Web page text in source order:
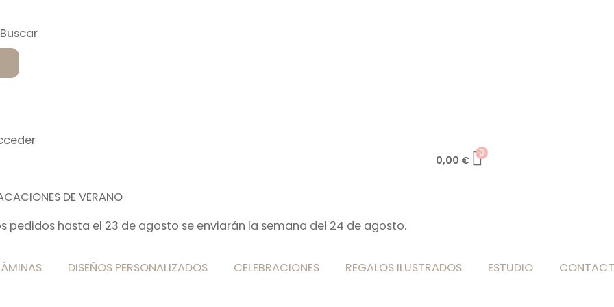
0,00 €
0
DE VERANO
pedidos hasta el 23 de agosto se enviarán la semana del 24 de agosto.
DISEÑOS PERSONALIZADOS CELEBRACIONES REGALOS ILUSTRADOS ESTUDIO